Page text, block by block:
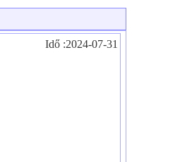
Idő :2024-07-31